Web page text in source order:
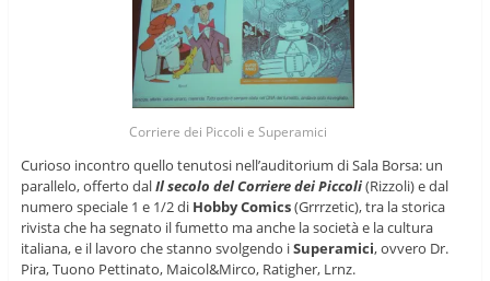
Corriere dei Piccoli e Superamici
Curioso incontro quello tenutosi nell’auditorium di Sala Borsa: un
parallelo, offerto dalIl secolo del Corriere dei Piccoli(Rizzoli) e dal
numero speciale 1 e 1/2 di Hobby Comics(Grrrzetic), tra la storica
rivista che ha segnato il fumetto ma anche la società e la cultura
italiana, e il lavoro che stanno svolgendo iSuperamici, ovvero Dr.
Pira, Tuono Pettinato, Maicol&Mirco, Ratigher, Lrnz.